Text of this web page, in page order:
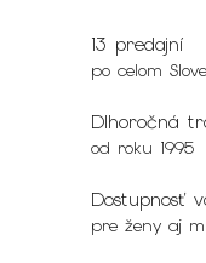
13 predajní
po celom
Dlhoročná
od roku 1995
Dostupnosť
pre ženy aj